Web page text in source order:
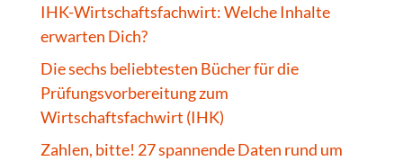
IHK-Wirtschaftsfachwirt: Welche Inhalte
erwarten Dich?
Die sechs beliebtesten Bücher für die
Prüfungsvorbereitung zum
Wirtschaftsfachwirt (IHK)
Zahlen, bitte! 27 spannende Daten rund um